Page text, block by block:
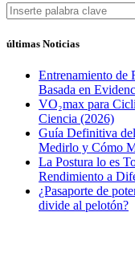
últimas Noticias
Entrenamiento de
Basada en
VO₂max para
Ciencia (2026)
Guía Definitiva
Medirlo y Cómo
La Postura lo es
Rendimiento a
¿Pasaporte de
divide al pelotón?